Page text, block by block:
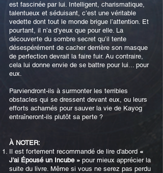
est fascinée par lui. Intelligent, charismatique,
talentueux et séduisant, c’est une véritable
vedette dont tout le monde brigue l’attention. Et
pourtant, il n’a d’yeux que pour elle. La
découverte du sombre secret qu’il tente
désespérément de cacher derrière son masque
de perfection devrait la faire fuir. Au contraire,
cela lui donne envie de se battre pour lui... pour
eux.
Parviendront-ils à surmonter les terribles
obstacles qui se dressent devant eux, ou leurs
efforts acharnés pour sauver la vie de Kayog
entraîneront-ils plutôt sa perte ?
À NOTER:
Il est fortement recommandé de lire d'abord «
J'ai Épousé un Incube » pour mieux apprécier la
suite du livre. Même si vous ne serez pas perdu